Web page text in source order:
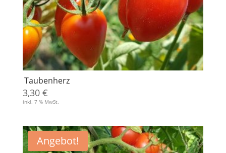
Taubenherz
3,30 €
inkl. 7 % MwSt.
Angebot!